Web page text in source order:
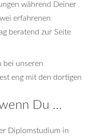
während Deiner
erfahrenen
beratend zur Seite
bei unseren
eng mit den dortigen
Du …
Diplomstudium in